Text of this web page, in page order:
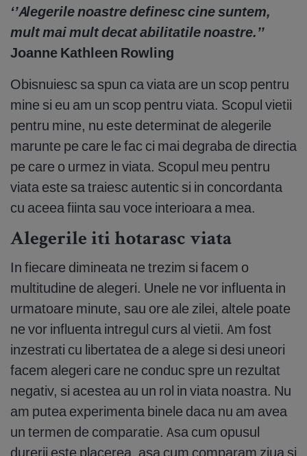
‘’Alegerile noastre definesc cine suntem,
mult mai mult decat abilitatile noastre.’’
Joanne Kathleen Rowling
Obisnuiesc sa spun ca viata are un scop pentru
mine si eu am un scop pentru viata. Scopul vietii
pentru mine, nu este determinat de alegerile
marunte pe care le fac ci mai degraba de directia
pe care o urmez in viata. Scopul meu pentru
viata este sa traiesc autentic si in concordanta
cu aceea fiinta sau voce interioara a mea.
Alegerile iti hotarasc viata
In fiecare dimineata ne trezim si facem o
multitudine de alegeri. Unele ne vor influenta in
urmatoare minute, sau ore ale zilei, altele poate
ne vor influenta intregul curs al vietii. Am fost
inzestrati cu libertatea de a alege si desi uneori
facem alegeri care ne conduc spre un rezultat
negativ, si acestea au un rol in viata noastra. Nu
am putea experimenta binele daca nu am avea
un termen de comparatie. Asa cum opusul
durerii este placerea, asa cum comparam ziua si